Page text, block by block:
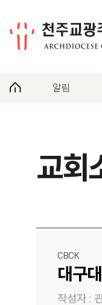
알림
교회
CBCK
대구
작성자 :